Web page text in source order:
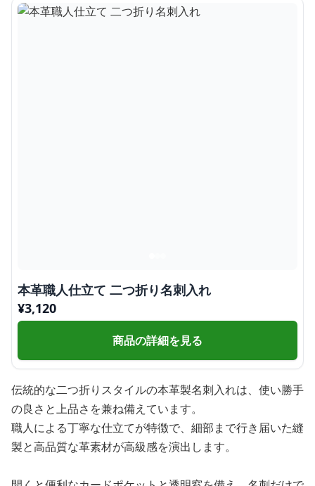
本革職人仕立て 二つ折り名刺入れ
¥3,120
商品の詳細を見る
伝統的な二つ折りスタイルの本革製名刺入れは、使い勝手
の良さと上品さを兼ね備えています。
職人による丁寧な仕立てが特徴で、細部まで行き届いた縫
製と高品質な革素材が高級感を演出します。